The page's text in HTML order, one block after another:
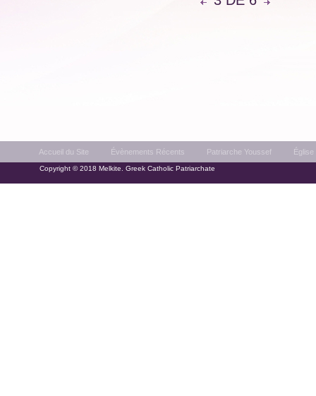
Accueil du Site Évènements Récents Patriarche Youssef
Copyright © 2018 Melkite. Greek Catholic Patriarchate